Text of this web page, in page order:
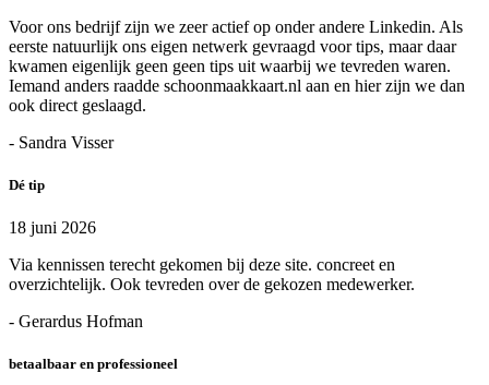
Voor ons bedrijf zijn we zeer actief op onder andere Linkedin. Als
eerste natuurlijk ons eigen netwerk gevraagd voor tips, maar daar
kwamen eigenlijk geen geen tips uit waarbij we tevreden waren.
Iemand anders raadde schoonmaakkaart.nl aan en hier zijn we dan
ook direct geslaagd.
- Sandra Visser
Dé tip
18 juni 2026
Via kennissen terecht gekomen bij deze site. concreet en
overzichtelijk. Ook tevreden over de gekozen medewerker.
- Gerardus Hofman
betaalbaar en professioneel